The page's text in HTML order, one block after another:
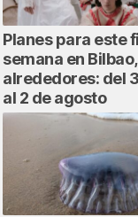
Planes para este
semana en
alrededores: del
al 2 de agosto